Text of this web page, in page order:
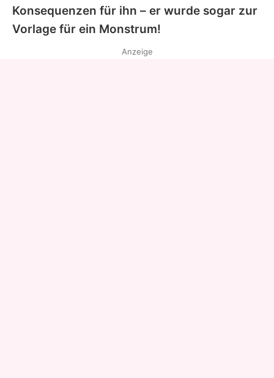
Konsequenzen für ihn – er wurde sogar zur
Vorlage für ein Monstrum!
Anzeige